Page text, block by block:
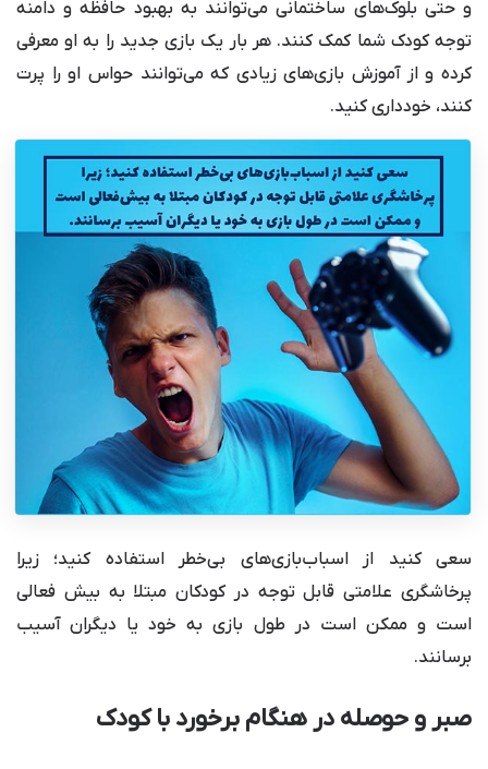
و حتی بلوک‌های ساختمانی می‌توانند به بهبود حافظه و دامنه
توجه کودک شما کمک کنند. هر بار یک بازی جدید را به او معرفی
کرده و از آموزش بازی‌های زیادی که می‌توانند حواس او را پرت
‌کنند، خودداری کنید.
سعی کنید از اسباب‌بازی‌های بی‌خطر استفاده کنید؛ زیرا
پرخاشگری علامتی قابل توجه در کودکان مبتلا به بیش فعالی
است و ممکن است در طول بازی به خود یا دیگران آسیب
برسانند.
صبر و حوصله در هنگام برخورد با کودک